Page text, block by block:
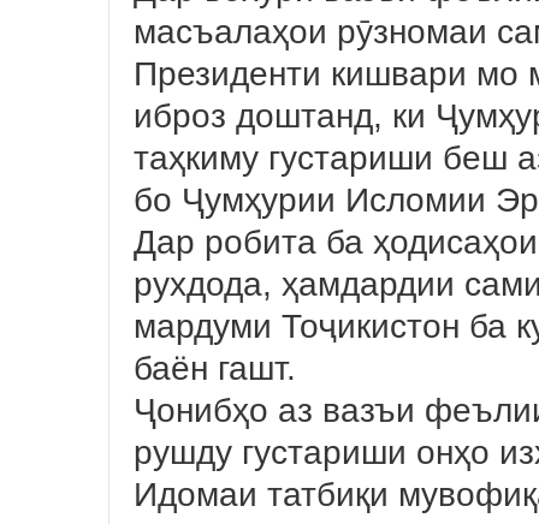
масъалаҳои рӯзномаи
Президенти кишвари
иброз доштанд, ки
таҳкиму густариши беш
бо Ҷумҳурии Исломии
Дар робита ба
рухдода, ҳамдардии
мардуми Тоҷикистон ба
баён гашт.
Ҷонибҳо аз вазъи
рушду густариши онҳо
Идомаи татбиқи